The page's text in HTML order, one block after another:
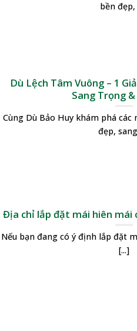
bền đẹp,
Dù Lệch Tâm Vuông – 1
Sang Trọng
Cùng Dù Bảo Huy khám phá
đẹp,
Địa chỉ lắp đặt mái hiên mái
Nếu bạn đang có ý định lắp đặt
[...]